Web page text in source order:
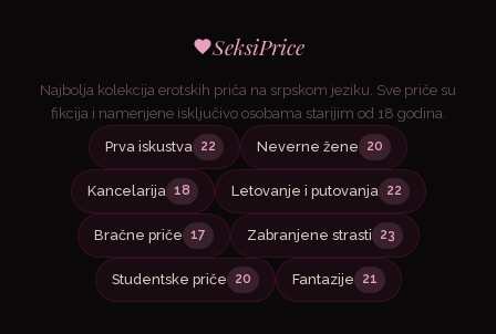
SeksiPrice
Najbolja kolekcija erotskih priča na srpskom jeziku. Sve priče su
fikcija i namenjene isključivo osobama starijim od 18 godina.
Prva iskustva
22 Neverne žene 20
Kancelarija 18 Letovanje i putovanja 22
Bračne priče 17 Zabranjene strasti 23
Studentske priče 20 Fantazije 21